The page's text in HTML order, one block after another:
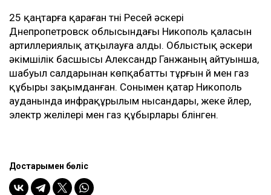
25 қаңтарға қараған түні Ресей әскері
Днепропетровск облысындағы Никополь қаласын
артиллериялық атқылауға алды. Облыстық әскери
әкімшілік басшысы Александр Ганжаның айтуынша,
шабуыл салдарынан көпқабатты тұрғын үй мен газ
құбыры зақымданған. Сонымен қатар Никополь
ауданында инфрақұрылым нысандары, жеке үйлер,
электр желілері мен газ құбырлары бүлінген.
Достарыңмен бөліс